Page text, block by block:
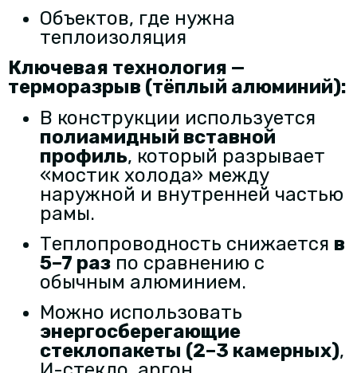
Объектов, где нужна
теплоизоляция
Ключевая технология —
терморазрыв (тёплый алюминий):
В конструкции используется
полиамидный вставной
профиль, который разрывает
«мостик холода» между
наружной и внутренней частью
рамы.
Теплопроводность снижается в
5–7 раз по сравнению с
обычным алюминием.
Можно использовать
энергосберегающие
стеклопакеты (2–3 камерных),